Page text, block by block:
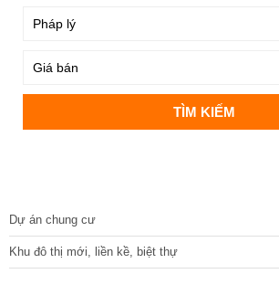
Dự án chung cư
Khu đô thị mới, liền kề, biệt thự